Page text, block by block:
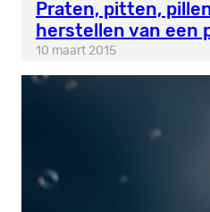
Praten, pitten,
herstellen van een
10 maart 2015